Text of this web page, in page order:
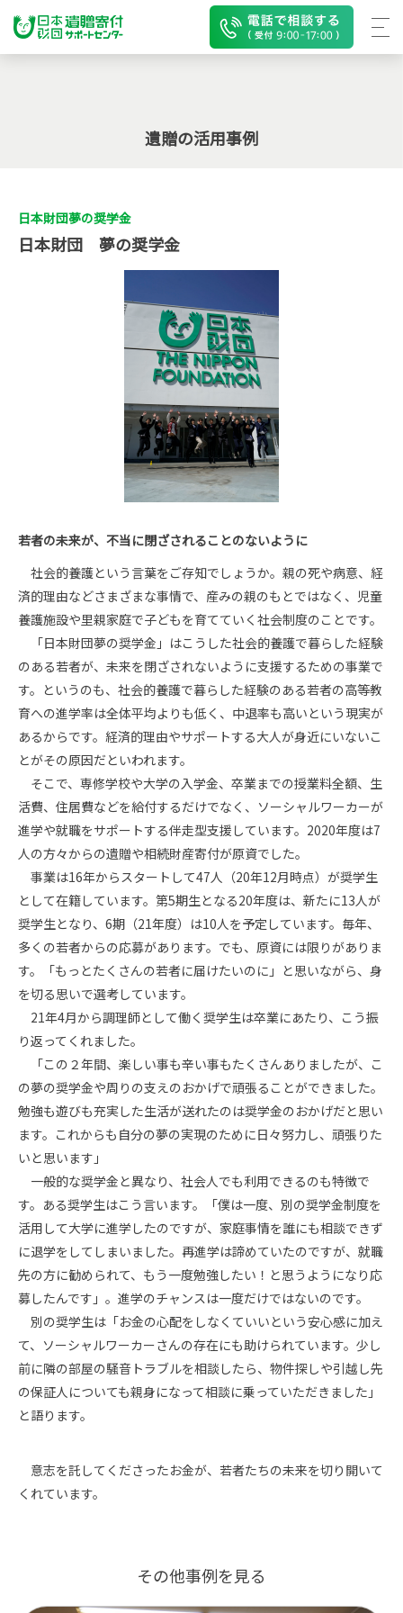
遺贈の活用事例
日本財団夢の奨学金
日本財団 夢の奨学金
若者の未来が、不当に閉ざされることのないように
社会的養護という言葉をご存知でしょうか。親の死や病意、経
済的理由などさまざまな事情で、産みの親のもとではなく、児童
養護施設や里親家庭で子どもを育てていく社会制度のことです。
「日本財団夢の奨学金」はこうした社会的養護で暮らした経験
のある若者が、未来を閉ざされないように支援するための事業で
す。というのも、社会的養護で暮らした経験のある若者の高等教
育への進学率は全体平均よりも低く、中退率も高いという現実が
あるからです。経済的理由やサポートする大人が身近にいないこ
とがその原因だといわれます。
そこで、専修学校や大学の入学金、卒業までの授業料全額、生
活費、住居費などを給付するだけでなく、ソーシャルワーカーが
進学や就職をサポートする伴走型支援しています。 2020年度は7
人の方々からの遺贈や相続財産寄付が原資でした。
事業は16年からスタートして47人（20年12月時点）が奨学生
として在籍しています。第5期生となる20年度は、新たに13人が
奨学生となり、 6期（21年度）は10人を予定しています。毎年、
多くの若者からの応募があります。でも、原資には限りがありま
す。「もっとたくさんの若者に届けたいのに」と思いながら、身
を切る思いで選考しています。
21年4月から調理師として働く奨学生は卒業にあたり、こう振
り返ってくれました。
「この２年間、楽しい事も辛い事もたくさんありましたが、こ
の夢の奨学金や周りの支えのおかげで頑張ることができました。
勉強も遊びも充実した生活が送れたのは奨学金のおかげだと思い
ます。これからも自分の夢の実現のために日々努力し、頑張りた
いと思います」
一般的な奨学金と異なり、社会人でも利用できるのも特徴で
す。ある奨学生はこう言います。「僕は一度、別の奨学金制度を
活用して大学に進学したのですが、家庭事情を誰にも相談できず
に退学をしてしまいました。再進学は諦めていたのですが、就職
先の方に勧められて、もう一度勉強したい！と思うようになり応
募したんです」。進学のチャンスは一度だけではないのです。
別の奨学生は「お金の心配をしなくていいという安心感に加え
て、ソーシャルワーカーさんの存在にも助けられています。少し
前に隣の部屋の騒音トラブルを相談したら、物件探しや引越し先
の保証人についても親身になって相談に乗っていただきました」
と語ります。
意志を託してくださったお金が、若者たちの未来を切り開いて
くれています。
その他事例を見る